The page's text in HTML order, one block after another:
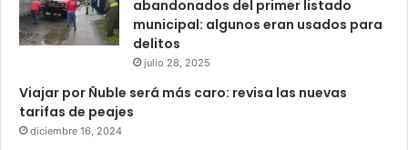
abandonados del primer listado
municipal: algunos eran usados para
delitos
julio 28, 2025
Viajar por Ñuble será más caro: revisa las nuevas
tarifas de peajes
diciembre 16, 2024